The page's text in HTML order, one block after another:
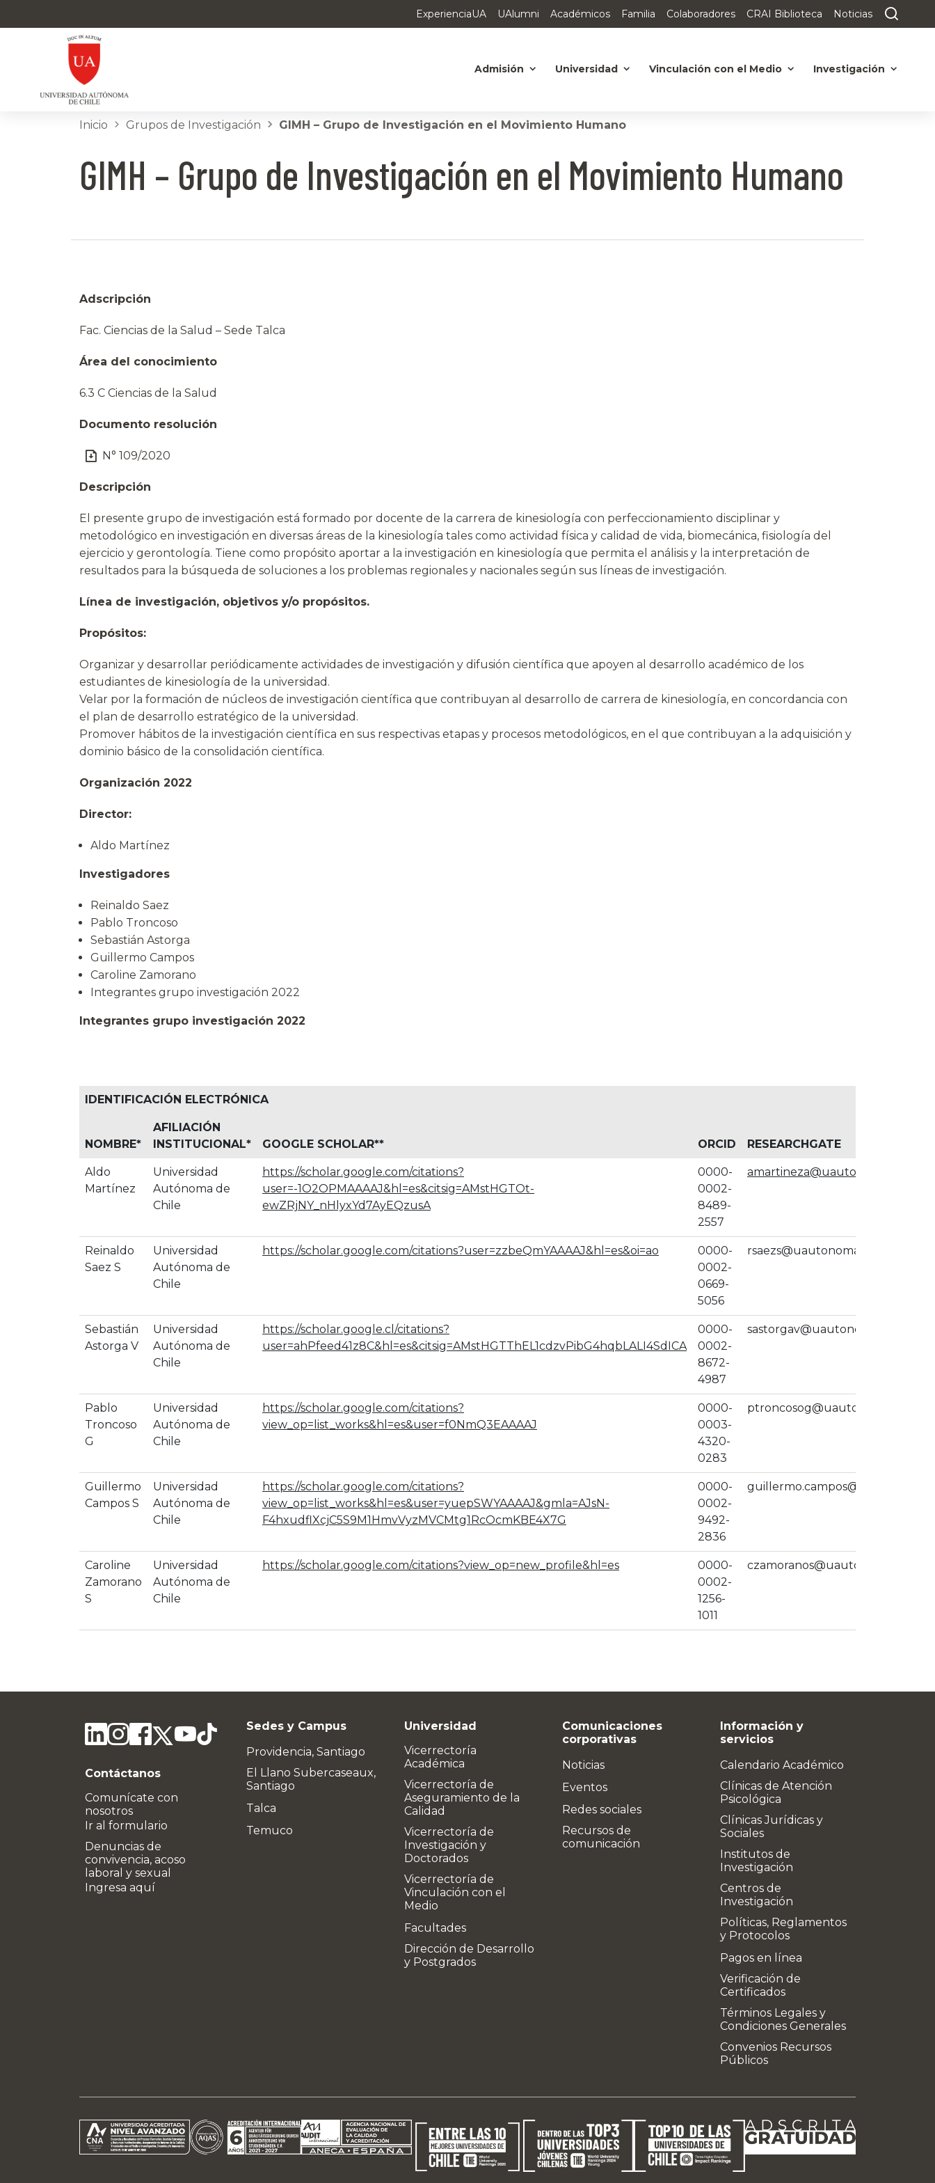
ExperienciaUA UAlumni Académicos Familia Colaboradores CRAI Biblioteca Noticias
Admisión Universidad Vinculación con el Medio Investigación
Inicio Grupos de Investigación GIMH – Grupo de Investigación en el Movimiento Humano
GIMH – Grupo de Investigación en el Movimiento Humano
Adscripción
Fac. Ciencias de la Salud – Sede Talca
Área del conocimiento
6.3 C Ciencias de la Salud
Documento resolución
N° 109/2020
Descripción
El presente grupo de investigación está formado por docente de la carrera de kinesiología con perfeccionamiento disciplinar y
metodológico en investigación en diversas áreas de la kinesiología tales como actividad física y calidad de vida, biomecánica, fisiología del
ejercicio y gerontología. Tiene como propósito aportar a la investigación en kinesiología que permita el análisis y la interpretación de
resultados para la búsqueda de soluciones a los problemas regionales y nacionales según sus líneas de investigación.
Línea de investigación, objetivos y/o propósitos.
Propósitos:
Organizar y desarrollar periódicamente actividades de investigación y difusión científica que apoyen al desarrollo académico de los
estudiantes de kinesiología de la universidad.
Velar por la formación de núcleos de investigación científica que contribuyan al desarrollo de carrera de kinesiología, en concordancia con
el plan de desarrollo estratégico de la universidad.
Promover hábitos de la investigación científica en sus respectivas etapas y procesos metodológicos, en el que contribuyan a la adquisición y
dominio básico de la consolidación científica.
Organización 2022
Director:
Aldo Martínez
Investigadores
Reinaldo Saez
Pablo Troncoso
Sebastián Astorga
Guillermo Campos
Caroline Zamorano
Integrantes grupo investigación 2022
Integrantes grupo investigación 2022
IDENTIFICACIÓN ELECTRÓNICA
NOMBRE*
AFILIACIÓN
INSTITUCIONAL* GOOGLE SCHOLAR** ORCID RESEARCHGATE
Aldo
Martínez
Universidad
Autónoma de
Chile
https://scholar.google.com/citations?
user=-1O2OPMAAAAJ&hl=es&citsig=AMstHGTOt-
ewZRjNY_nHlyxYd7AyEQzusA
0000-
0002-
8489-
2557
amartineza@uautonoma.cl
Reinaldo
Saez S
Universidad
Autónoma de
Chile
https://scholar.google.com/citations?user=zzbeQmYAAAAJ&hl=es&oi=ao
0000-
0002-
0669-
5056
rsaezs@uautonoma.cl
Sebastián
Astorga V
Universidad
Autónoma de
Chile
https://scholar.google.cl/citations?
user=ahPfeed41z8C&hl=es&citsig=AMstHGTThEL1cdzvPibG4hqbLALI4SdICA
0000-
0002-
8672-
4987
sastorgav@uautonoma.cl
Pablo
Troncoso
G
Universidad
Autónoma de
Chile
https://scholar.google.com/citations?
view_op=list_works&hl=es&user=f0NmQ3EAAAAJ
0000-
0003-
4320-
0283
ptroncosog@uautonoma.cl
Guillermo
Campos S
Universidad
Autónoma de
Chile
https://scholar.google.com/citations?
view_op=list_works&hl=es&user=yuepSWYAAAAJ&gmla=AJsN-
F4hxudflXcjC5S9M1HmvVyzMVCMtg1RcOcmKBE4X7G
0000-
0002-
9492-
2836
Caroline
Zamorano
S
Universidad
Autónoma de
Chile
https://scholar.google.com/citations?view_op=new_profile&hl=es
0000-
0002-
1256-
1011
czamoranos@uautonoma.cl
Contáctanos
Comunícate con
nosotros
Ir al formulario
Denuncias de
convivencia, acoso
laboral y sexual
Ingresa aquí
Sedes y Campus
Providencia, Santiago
El Llano Subercaseaux,
Santiago
Talca
Temuco
Universidad
Vicerrectoría
Académica
Vicerrectoría de
Aseguramiento de la
Calidad
Vicerrectoría de
Investigación y
Doctorados
Vicerrectoría de
Vinculación con el
Medio
Facultades
Dirección de Desarrollo
y Postgrados
Comunicaciones
corporativas
Noticias
Eventos
Redes sociales
Recursos de
comunicación
Información y
servicios
Calendario Académico
Clínicas de Atención
Psicológica
Clínicas Jurídicas y
Sociales
Institutos de
Investigación
Centros de
Investigación
Políticas, Reglamentos
y Protocolos
Pagos en línea
Verificación de
Certificados
Términos Legales y
Condiciones Generales
Convenios Recursos
Públicos